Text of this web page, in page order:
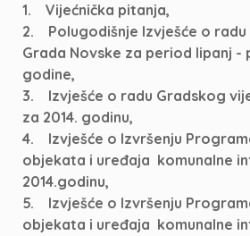
1. Vijećnička pitanja,
2. Polugodišnje Izvješće o radu
Grada Novske za period lipanj -
godine,
3. Izvješće o radu Gradskog
za 2014. godinu,
4. Izvješće o Izvršenju
objekata i uređaja komunalne
2014.godinu,
5. Izvješće o Izvršenju
objekata i uređaja komunalne